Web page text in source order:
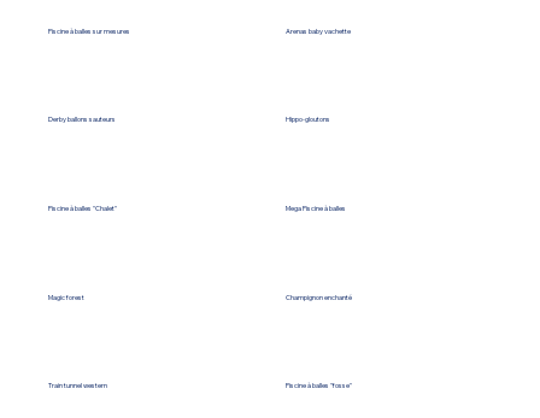
Piscine à balles sur mesures Arenas baby vachette
Derby ballons sauteurs Hippo-gloutons
Piscine à balles "Chalet" Mega Piscine à balles
Magic forest Champignon enchanté
Train tunnel western Piscine à balles "fosse"